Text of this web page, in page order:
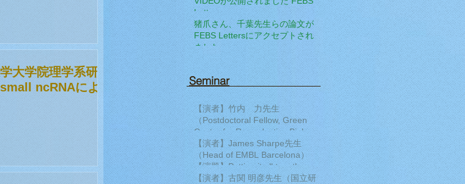
大学院理学系研
ncRNAによ
Letters
猪爪さん、千葉先生らの論文が
FEBS Lettersにアクセプトされ
ました
Seminar​
【演者】竹内 力先生
（Postdoctoral Fellow, Green
Center for Reproductive Biology
Sciences, University of Texas
Southwestern ）【演題】
Transcription factor regulatory
networks during human cardiac
【演者】James Sharpe先生
（Head of EMBL Barcelona）
【演題】Putting it all together:
Building a 4D multiscale model
【演者】古関 明彦先生（国立研